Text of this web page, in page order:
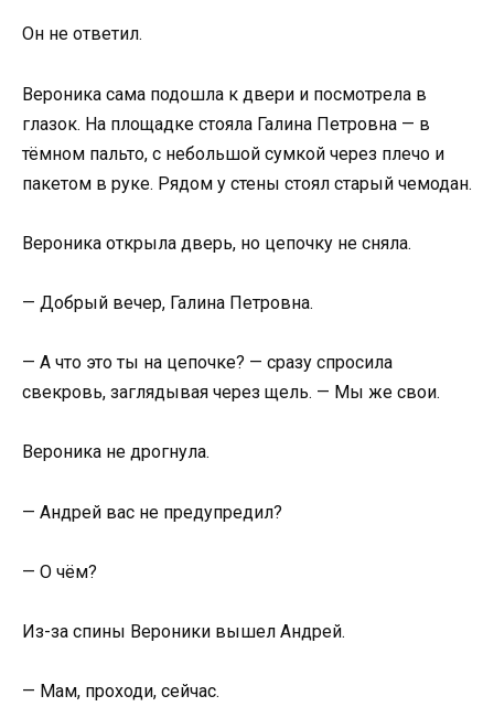
Он не ответил.
Вероника сама подошла к двери и посмотрела в
глазок. На площадке стояла Галина Петровна — в
тёмном пальто, с небольшой сумкой через плечо и
пакетом в руке. Рядом у стены стоял старый чемодан.
Вероника открыла дверь, но цепочку не сняла.
— Добрый вечер, Галина Петровна.
— А что это ты на цепочке? — сразу спросила
свекровь, заглядывая через щель. — Мы же свои.
Вероника не дрогнула.
— Андрей вас не предупредил?
— О чём?
Из-за спины Вероники вышел Андрей.
— Мам, проходи, сейчас.